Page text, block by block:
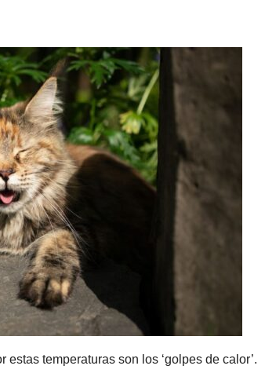
temperaturas son los ‘golpes de calor’.